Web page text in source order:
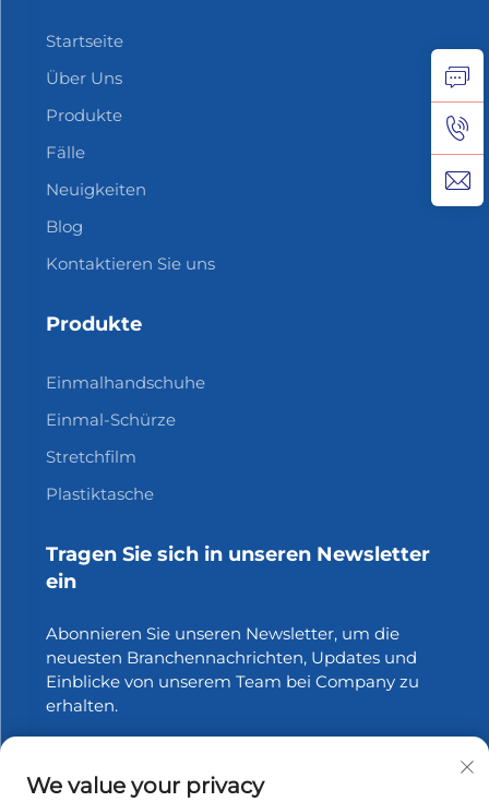
Startseite
Über Uns
Produkte
Fälle
Neuigkeiten
Blog
Kontaktieren Sie uns
Produkte
Einmalhandschuhe
Einmal-Schürze
Stretchfilm
Plastiktasche
Tragen Sie sich in unseren Newsletter
ein
Abonnieren Sie unseren Newsletter, um die
neuesten Branchennachrichten, Updates und
Einblicke von unserem Team bei Company zu
erhalten.
We value your privacy